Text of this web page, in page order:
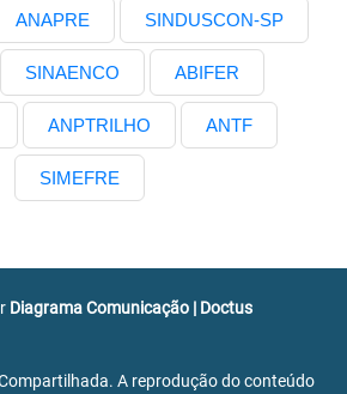
ANAPRE SINDUSCON-SP
SINAENCO ABIFER
ANPTRILHO ANTF
SIMEFRE
Diagrama Comunicação | Doctus
A reprodução do conteúdo